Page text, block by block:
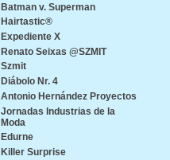
Batman v. Superman
Hairtastic®
Expediente X
Renato Seixas @SZMIT
Szmit
Diábolo Nr. 4
Antonio Hernández Proyectos
Jornadas Industrias de la
Moda
Edurne
Killer Surprise